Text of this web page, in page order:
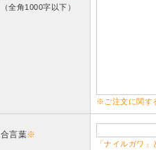
（全角1000字以下）
※ご注文に関す
合言葉※
「ナイルガワ